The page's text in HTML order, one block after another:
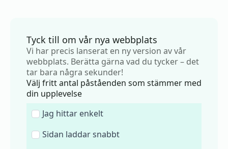
Tyck till om vår nya webbplats
Vi har precis lanserat en ny version av vår
webbplats. Berätta gärna vad du tycker – det
tar bara några sekunder!
Välj fritt antal påståenden som stämmer med
din upplevelse
Jag hittar enkelt
Sidan laddar snabbt